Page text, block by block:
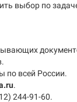
выбор по
по всей России.
.
244-91-60.